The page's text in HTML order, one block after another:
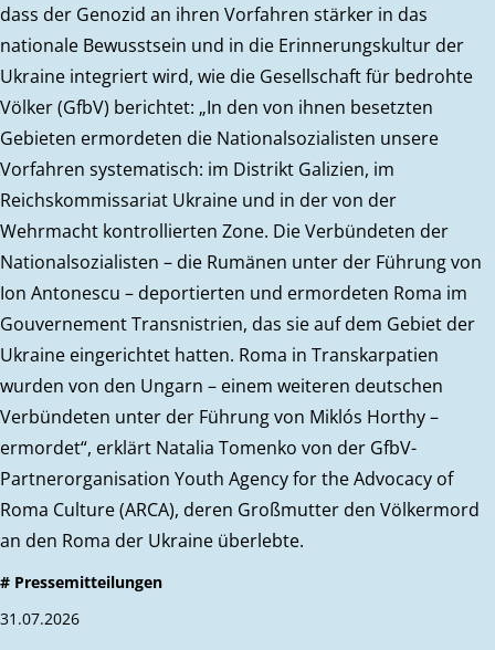
dass der Genozid an ihren Vorfahren stärker in das
nationale Bewusstsein und in die Erinnerungskultur der
Ukraine integriert wird, wie die Gesellschaft für bedrohte
Völker (GfbV) berichtet: „In den von ihnen besetzten
Gebieten ermordeten die Nationalsozialisten unsere
Vorfahren systematisch: im Distrikt Galizien, im
Reichskommissariat Ukraine und in der von der
Wehrmacht kontrollierten Zone. Die Verbündeten der
Nationalsozialisten – die Rumänen unter der Führung von
Ion Antonescu – deportierten und ermordeten Roma im
Gouvernement Transnistrien, das sie auf dem Gebiet der
Ukraine eingerichtet hatten. Roma in Transkarpatien
wurden von den Ungarn – einem weiteren deutschen
Verbündeten unter der Führung von Miklós Horthy –
ermordet“, erklärt Natalia Tomenko von der GfbV-
Partnerorganisation Youth Agency for the Advocacy of
Roma Culture (ARCA), deren Großmutter den Völkermord
an den Roma der Ukraine überlebte.
# Pressemitteilungen
31.07.2026